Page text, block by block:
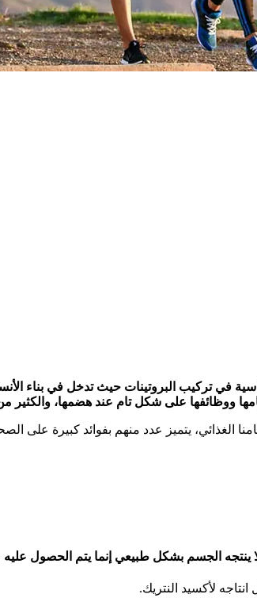
في تركيب البروتينات حيث تدخل في بناء
ووظائفها على شكل تام عند هضمها،
الجسم بشكل طبيعي إنما يتم الحصول عليه من
لأكسيد النتريك.